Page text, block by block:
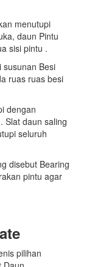
menutupi
daun Pintu
sisi pintu .
Besi
ruas ruas besi
dengan
Slat daun saling
seluruh
disebut Bearing
pintu agar
pilihan